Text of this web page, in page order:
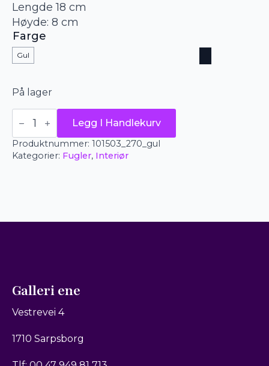
Lengde 18 cm
Høyde: 8 cm
Farge
Gul
På lager
EDG
papegøye
-
heng
-
Legg I Handlekurv
Produktnummer: 101503_270_gul
Kategorier: Fugler, Interiør
Galleri ene
Vestrevei 4
1710 Sarpsborg